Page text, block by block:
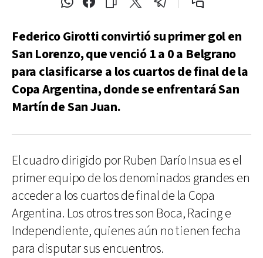
Federico Girotti convirtió su primer gol en
San Lorenzo, que venció 1 a 0 a Belgrano
para clasificarse a los cuartos de final de la
Copa Argentina, donde se enfrentará San
Martín de San Juan.
El cuadro dirigido por Ruben Darío Insua es el
primer equipo de los denominados grandes en
acceder a los cuartos de final de la Copa
Argentina. Los otros tres son Boca, Racing e
Independiente, quienes aún no tienen fecha
para disputar sus encuentros.